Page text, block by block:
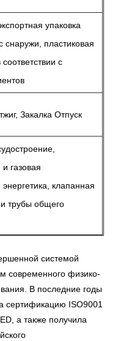
упаковка
пластиковая
с
Закалка Отпуск
газовая
клапанная
трубы общего
системой
современного физико-
В последние годы
сертификацию ISO9001
а также получила